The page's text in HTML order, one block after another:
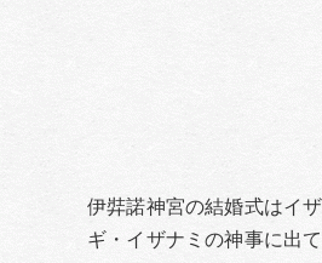
伊弉諾神宮の結婚式はイ
ギ・イザナミの神事に出